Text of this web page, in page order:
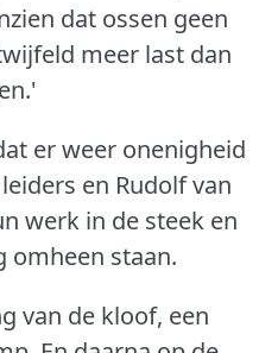
dat ossen geen
meer last dan
er weer onenigheid
en Rudolf van
werk in de steek en
omheen staan.
van de kloof, een